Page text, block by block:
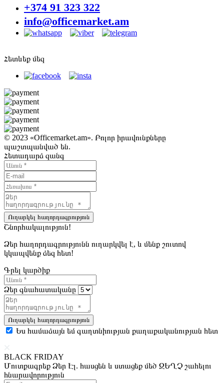
+374 91 323 322
info@officemarket.am
Հետևեք մեզ
© 2023 «Officemarket.am». Բոլոր իրավունքները
պաշտպանված են.
Հետադարձ զանգ
Ուղարկել հաղորդագրություն
Շնորհակալություն!
Ձեր հաղորդագրությունն ուղարկվել է, և մենք շուտով
կկապվենք ձեզ հետ!
Գրել կարծիք
Ձեր գնահատականը
Ուղարկել հաղորդագրություն
Ես համաձայն եմ գաղտնիության քաղաքականության հետ
BLACK FRIDAY
Մուտքագրեք Ձեր Էլ. հասցեն և ստացեք մեծ ԶԵՂՉ շահելու
հնարավորություն